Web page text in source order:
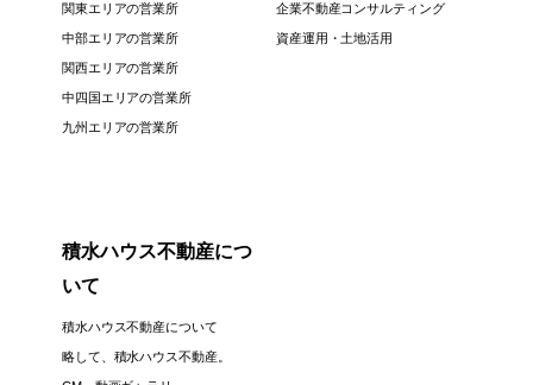
関東エリアの営業所
中部エリアの営業所
関西エリアの営業所
中四国エリアの営業所
九州エリアの営業所
企業不動産コンサルティング
資産運用・土地活用
積水ハウス不動産につ
いて
積水ハウス不動産について
略して、積水ハウス不動産。